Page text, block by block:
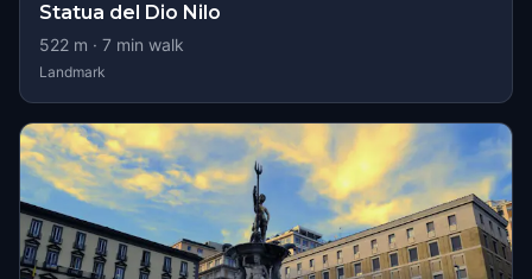
Statua del Dio Nilo
522 m · 7 min walk
Landmark